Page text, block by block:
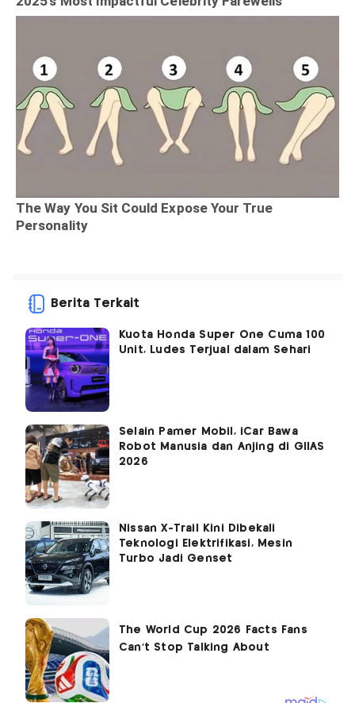
Berita Terkait
Kuota Honda Super One Cuma 100
Unit, Ludes Terjual dalam Sehari
Selain Pamer Mobil, iCar Bawa
Robot Manusia dan Anjing di GIIAS
2026
Nissan X-Trail Kini Dibekali
Teknologi Elektrifikasi, Mesin
Turbo Jadi Genset